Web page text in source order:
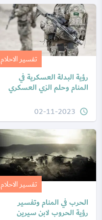
تفسير الاحلام
رؤية البدلة العسكرية في
المنام وحلم الزي العسكري
query_builder
02-11-2023
تفسير الاحلام
الحرب في المنام وتفسير
رؤية الحروب لابن سيرين